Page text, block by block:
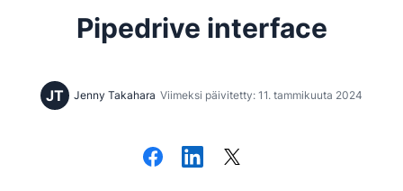
Pipedrive interface
JT Jenny Takahara Viimeksi päivitetty: 11. tammikuuta 2024